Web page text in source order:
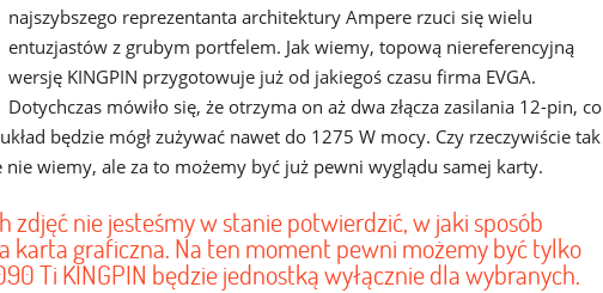
najszybszego reprezentanta architektury Ampere rzuci się wielu
entuzjastów z grubym portfelem. Jak wiemy, topową niereferencyjną
wersję KINGPIN przygotowuje już od jakiegoś czasu firma EVGA.
Dotychczas mówiło się, że otrzyma on aż dwa złącza zasilania 12-pin, co
będzie mógł zużywać nawet do 1275 W mocy. Czy rzeczywiście tak
nie wiemy, ale za to możemy być już pewni wyglądu samej karty.
zdjęć nie jesteśmy w stanie potwierdzić, w jaki sposób
karta graficzna. Na ten moment pewni możemy być tylko
Ti KINGPIN będzie jednostką wyłącznie dla wybranych.